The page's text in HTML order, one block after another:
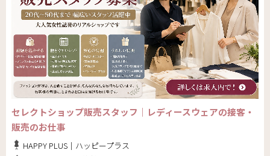
セレクトショップ販売スタッフ｜レディースウェアの接客・
販売のお仕事
HAPPY PLUS｜ハッピープラス